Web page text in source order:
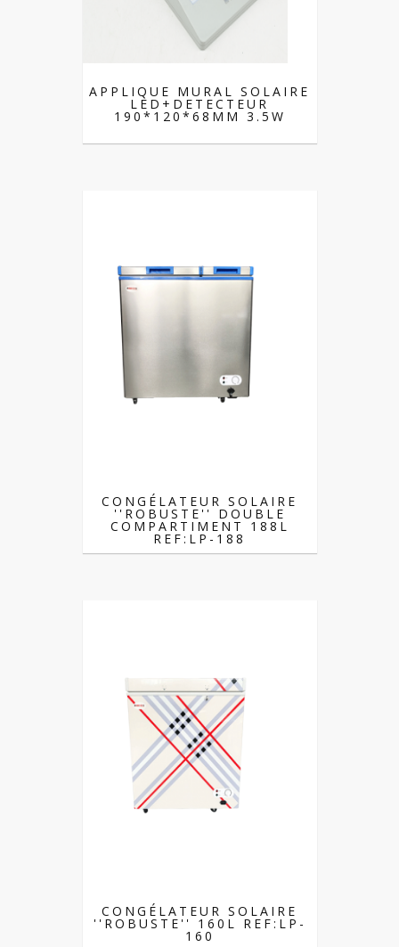
APPLIQUE MURAL SOLAIRE
LED+DETECTEUR
190*120*68MM 3.5W
CONGÉLATEUR SOLAIRE
''ROBUSTE'' DOUBLE
COMPARTIMENT 188L
REF:LP-188
CONGÉLATEUR SOLAIRE
''ROBUSTE'' 160L REF:LP-
160